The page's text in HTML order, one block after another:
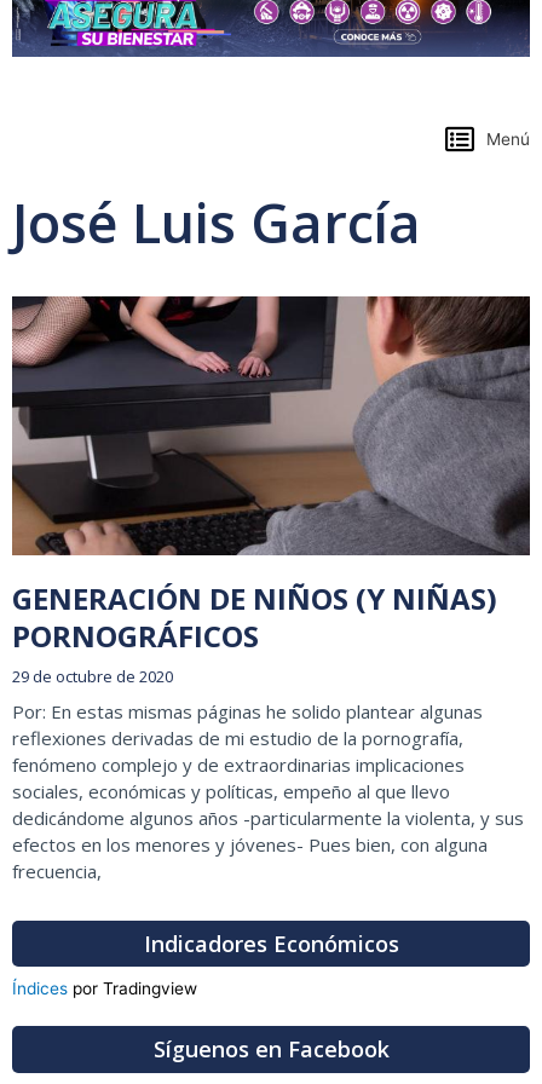
Menú
José Luis García
GENERACIÓN DE NIÑOS (Y NIÑAS)
PORNOGRÁFICOS
29 de octubre de 2020
Por: En estas mismas páginas he solido plantear algunas
reflexiones derivadas de mi estudio de la pornografía,
fenómeno complejo y de extraordinarias implicaciones
sociales, económicas y políticas, empeño al que llevo
dedicándome algunos años -particularmente la violenta, y sus
efectos en los menores y jóvenes- Pues bien, con alguna
frecuencia,
Indicadores Económicos
Índices por Tradingview
Síguenos en Facebook